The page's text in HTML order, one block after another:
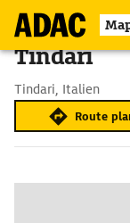
Tindari
Tindari, Italien
Route